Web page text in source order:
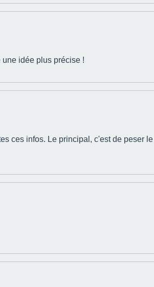
idée plus précise !
ces infos. Le principal, c'est de peser